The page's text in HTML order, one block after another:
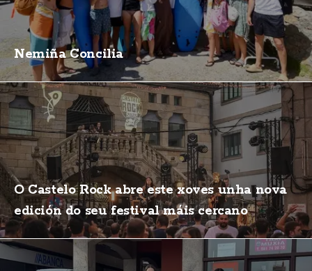
Nemiña Concilia
O Castelo Rock abre este xoves unha nova
edición do seu festival máis cercano